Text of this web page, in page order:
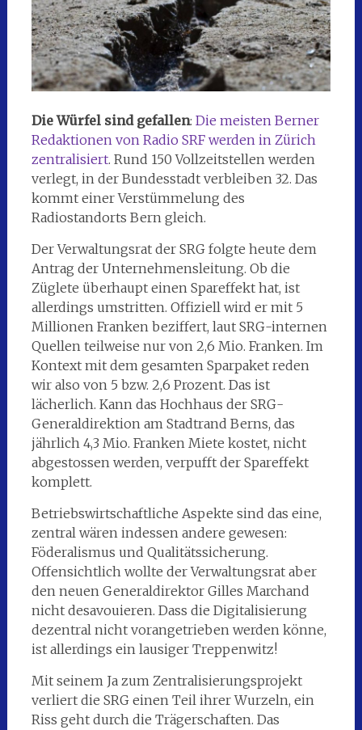
Die Würfel sind gefallen: Die meisten Berner
Redaktionen von Radio SRF werden in Zürich
zentralisiert. Rund 150 Vollzeitstellen werden
verlegt, in der Bundesstadt verbleiben 32. Das
kommt einer Verstümmelung des
Radiostandorts Bern gleich.
Der Verwaltungsrat der SRG folgte heute dem
Antrag der Unternehmensleitung. Ob die
Züglete überhaupt einen Spareffekt hat, ist
allerdings umstritten. Offiziell wird er mit 5
Millionen Franken beziffert, laut SRG-internen
Quellen teilweise nur von 2,6 Mio. Franken. Im
Kontext mit dem gesamten Sparpaket reden
wir also von 5 bzw. 2,6 Prozent. Das ist
lächerlich. Kann das Hochhaus der SRG-
Generaldirektion am Stadtrand Berns, das
jährlich 4,3 Mio. Franken Miete kostet, nicht
abgestossen werden, verpufft der Spareffekt
komplett.
Betriebswirtschaftliche Aspekte sind das eine,
zentral wären indessen andere gewesen:
Föderalismus und Qualitätssicherung.
Offensichtlich wollte der Verwaltungsrat aber
den neuen Generaldirektor Gilles Marchand
nicht desavouieren. Dass die Digitalisierung
dezentral nicht vorangetrieben werden könne,
ist allerdings ein lausiger Treppenwitz!
Mit seinem Ja zum Zentralisierungsprojekt
verliert die SRG einen Teil ihrer Wurzeln, ein
Riss geht durch die Trägerschaften. Das